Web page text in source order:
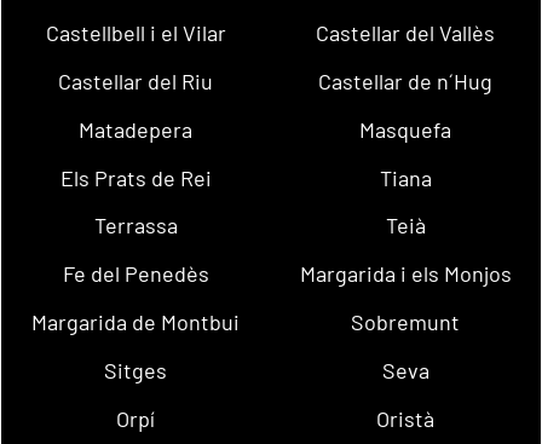
Castellbell i el Vilar
Castellar del Vallès
Castellar del Riu
Castellar de n´Hug
Matadepera
Masquefa
Els Prats de Rei
Tiana
Terrassa
Teià
Fe del Penedès
Margarida i els Monjos
Margarida de Montbui
Sobremunt
Sitges
Seva
Orpí
Oristà